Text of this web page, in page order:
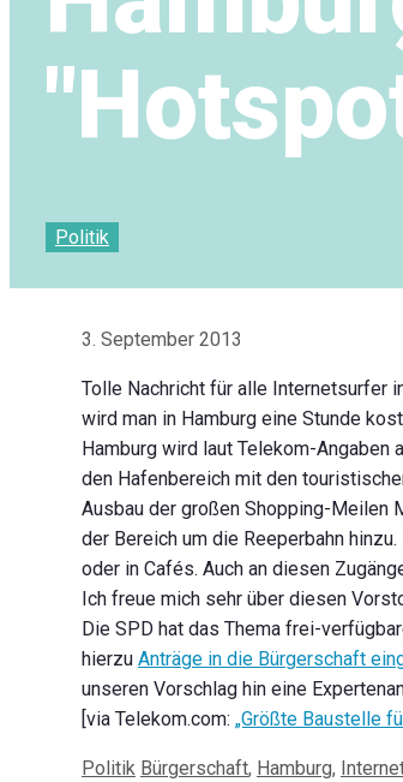
Politik
3. September 2013
Tolle Nachricht für alle Internetsurfer
wird man in Hamburg eine Stunde
Hamburg wird laut Telekom-
den Hafenbereich mit den
Ausbau der großen Shopping-Meilen
der Bereich um die Reeperbahn
oder in Cafés. Auch an diesen
Ich freue mich sehr über diesen
Die SPD hat das Thema frei-
hierzu Anträge in die Bürgerschaft
unseren Vorschlag hin eine
[via Telekom.com: „Größte Baustelle
Kategorien
Politik Schlagwörter
Bürgerschaft, Hamburg,